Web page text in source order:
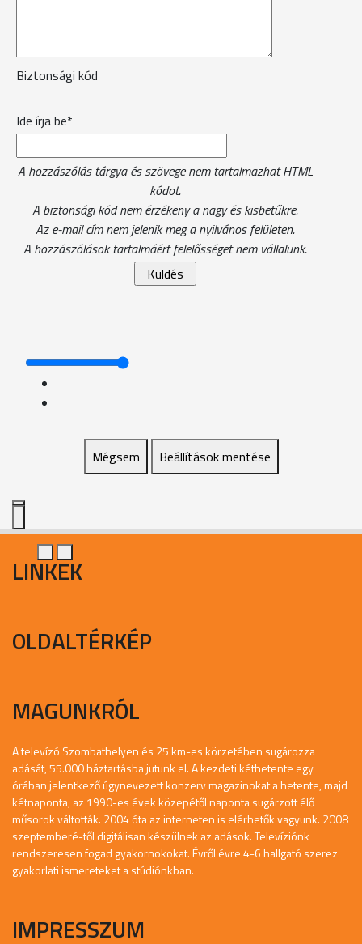
Biztonsági kód
Ide írja be*
A hozzászólás tárgya és szövege nem tartalmazhat HTML
kódot.
A biztonsági kód nem érzékeny a nagy és kisbetűkre.
Az e-mail cím nem jelenik meg a nyilvános felületen.
A hozzászólások tartalmáért felelősséget nem vállalunk.
Mégsem Beállítások mentése
LINKEK
OLDALTÉRKÉP
MAGUNKRÓL
A televízó Szombathelyen és 25 km-es körzetében sugározza
adását, 55.000 háztartásba jutunk el. A kezdeti kéthetente egy
órában jelentkező úgynevezett konzerv magazinokat a hetente, majd
kétnaponta, az 1990-es évek közepétől naponta sugárzott élő
műsorok váltották. 2004 óta az interneten is elérhetők vagyunk. 2008
szeptemberé-től digitálisan készülnek az adások. Televíziónk
rendszeresen fogad gyakornokokat. Évről évre 4-6 hallgató szerez
gyakorlati ismereteket a stúdiónkban.
IMPRESSZUM